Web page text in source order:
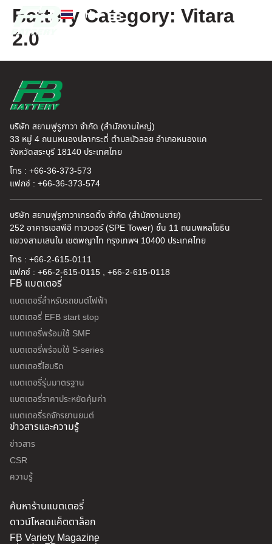
TH
EN
Battery Category: Vitara
2.0
บริษัท สยามฟูรูกาวา จำกัด (สำนักงานใหญ่)
33 หมู่ 4 ถนนหนองปลากระดี่ ตำบลบัวลอย อำเภอหนองแค
จังหวัดสระบุรี 18140 ประเทศไทย
โทร : +66-36-373-573
แฟกซ์ : +66-36-373-574
บริษัท สยามฟูรูกาวาเทรดดิ้ง จำกัด (สำนักงานขาย)
252 อาคารเอสพีอี ทาวเวอร์ (SPE Tower) ชั้น 11 ถนนพหลโยธิน
แขวงสามเสนใน เขตพญาไท กรุงเทพฯ 10400 ประเทศไทย
โทร : +66-2-615-0111
แฟกซ์ : +66-2-615-0115 , +66-2-615-0118
FB แบตเตอรี่
แบตเตอรี่สำหรับรถยนต์ไฟฟ้า
แบตเตอรี่ EFB start stop
แบตเตอรี่พร้อมใช้ SMF
แบตเตอรี่พร้อมใช้ S-series
แบตเตอรี่ไฮบริด
แบตเตอรี่รุ่นมาตรฐาน
แบตเตอรี่ราคาประหยัดคุ้มค่า
แบตเตอรี่รถจักรยานยนต์
ข่าวสารและความรู้
ข่าวสาร
CSR
ความรู้
ค้นหาร้านแบตเตอรี่
ดาวน์โหลดแค็ตตาล็อก
FB Variety Magazine